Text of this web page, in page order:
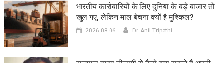
भारतीय कारोबारियों के लिए दुनिया के बड़े बाजार तो
खुल गए, लेकिन माल बेचना क्यों है मुश्किल?
2026-08-06 Dr. Anil Tripathi